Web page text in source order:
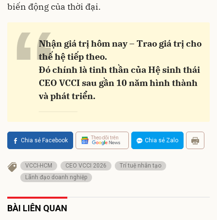
biến động của thời đại.
“Nhận giá trị hôm nay – Trao giá trị cho
thế hệ tiếp theo.
Đó chính là tinh thần của Hệ sinh thái
CEO VCCI sau gần 10 năm hình thành
và phát triển.
Chia sẻ Facebook Theo dõi trên Chia sẻ Zalo
VCCI-HCM CEO VCCI 2026
Trí tuệ nhân tạo
Lãnh đạo doanh nghiệp
BÀI LIÊN QUAN